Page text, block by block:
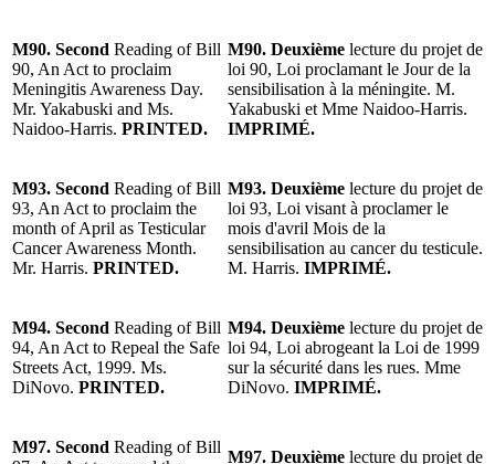
M90. Second Reading of Bill
90, An Act to proclaim
Meningitis Awareness Day.
Mr. Yakabuski and Ms.
Naidoo-Harris. PRINTED.
M90. Deuxième lecture du projet de
loi 90, Loi proclamant le Jour de la
sensibilisation à la méningite. M.
Yakabuski et Mme Naidoo-Harris.
IMPRIMÉ.
M93. Second Reading of Bill
93, An Act to proclaim the
month of April as Testicular
Cancer Awareness Month.
Mr. Harris. PRINTED.
M93. Deuxième lecture du projet de
loi 93, Loi visant à proclamer le
mois d'avril Mois de la
sensibilisation au cancer du testicule.
M. Harris. IMPRIMÉ.
M94. Second Reading of Bill
94, An Act to Repeal the Safe
Streets Act, 1999. Ms.
DiNovo. PRINTED.
M94. Deuxième lecture du projet de
loi 94, Loi abrogeant la Loi de 1999
sur la sécurité dans les rues. Mme
DiNovo. IMPRIMÉ.
M97. Second Reading of Bill
M97. Deuxième lecture du projet de